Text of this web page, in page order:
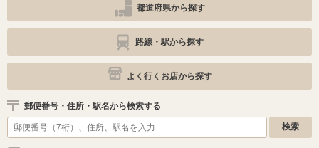
都道府県から探す
路線・駅から探す
よく行くお店から探す
郵便番号・住所・駅名から検索する